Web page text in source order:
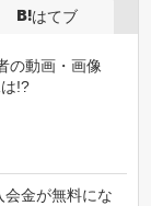
はてブ
の動画・画像
!?
会金が無料にな